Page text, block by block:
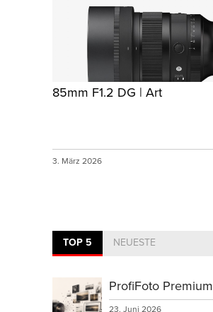
85mm F1.2 DG | Art
3. März 2026
TOP 5 NEUESTE
ProfiFoto Premium
23. Juni 2026